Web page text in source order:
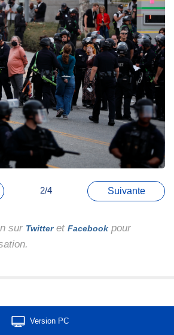
2/4 Suivante
sur Twitteret Facebook pour
Version PC